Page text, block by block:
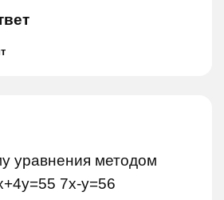
уравнения методом
7x-y=56